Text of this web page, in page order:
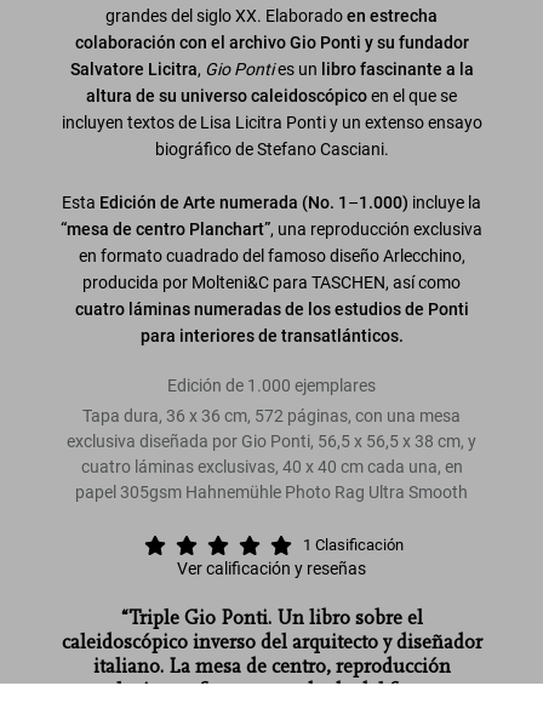
grandes del siglo XX. Elaboradoen estrecha
colaboración con el archivo Gio Ponti y su fundador
Salvatore Licitra, Gio Ponties un libro fascinante a la
altura de su universo caleidoscópicoen el que se
incluyen textos de Lisa Licitra Ponti y un extenso ensayo
biográfico de Stefano Casciani.
Esta Edición de Arte numerada (No. 1–1.000) incluye la
“mesa de centro Planchart”, una reproducción exclusiva
en formato cuadrado del famoso diseño Arlecchino,
producida por Molteni&C para TASCHEN, así como
cuatro láminas numeradas de los estudios de Ponti
para interiores de transatlánticos.
Edición de 1.000 ejemplares
Tapa dura, 36 x 36 cm, 572 páginas, con una mesa
exclusiva diseñada por Gio Ponti, 56,5 x 56,5 x 38 cm, y
cuatro láminas exclusivas, 40 x 40 cm cada una, en
papel 305gsm Hahnemühle Photo Rag Ultra Smooth
1 Clasificación
Ver calificación y reseñas
“Triple Gio Ponti. Un libro sobre el
caleidoscópico inverso del arquitecto y diseñador
italiano. La mesa de centro, reproducción
exclusiva en formato cuadrado del famoso